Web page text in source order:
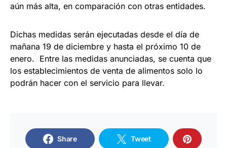
aún más alta, en comparación con otras entidades.
Dichas medidas serán ejecutadas desde el día de
mañana 19 de diciembre y hasta el próximo 10 de
enero. Entre las medidas anunciadas, se cuenta que
los establecimientos de venta de alimentos solo lo
podrán hacer con el servicio para llevar.
Share Tweet